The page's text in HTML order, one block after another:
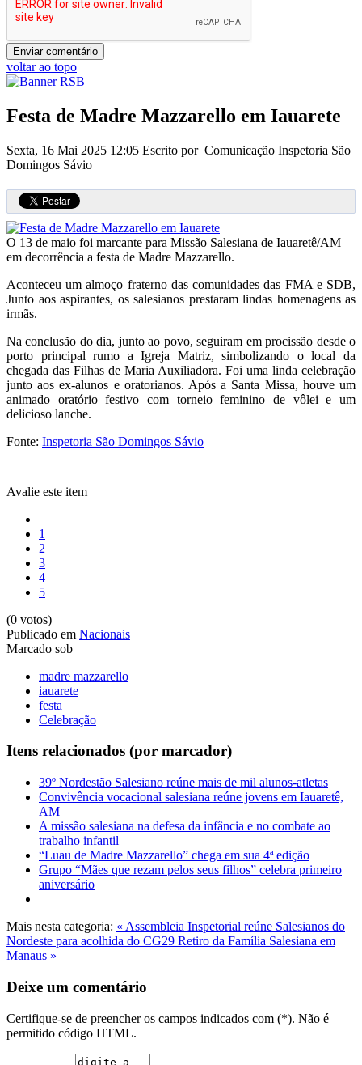
voltar ao topo
Festa de Madre Mazzarello em Iauarete
Sexta, 16 Mai 2025 12:05 Escrito por Comunicação Inspetoria São
Domingos Sávio
O 13 de maio foi marcante para Missão Salesiana de Iauaretê/AM
em decorrência a festa de Madre Mazzarello.
Aconteceu um almoço fraterno das comunidades das FMA e SDB,
Junto aos aspirantes, os salesianos prestaram lindas homenagens as
irmãs.
Na conclusão do dia, junto ao povo, seguiram em procissão desde o
porto principal rumo a Igreja Matriz, simbolizando o local da
chegada das Filhas de Maria Auxiliadora. Foi uma linda celebração
junto aos ex-alunos e oratorianos. Após a Santa Missa, houve um
animado oratório festivo com torneio feminino de vôlei e um
delicioso lanche.
Fonte: Inspetoria São Domingos Sávio
Avalie este item
1
2
3
4
5
(0 votos)
Publicado em Nacionais
Marcado sob
madre mazzarello
iauarete
festa
Celebração
Itens relacionados (por marcador)
39º Nordestão Salesiano reúne mais de mil alunos-atletas
Convivência vocacional salesiana reúne jovens em Iauaretê,
AM
A missão salesiana na defesa da infância e no combate ao
trabalho infantil
“Luau de Madre Mazzarello” chega em sua 4ª edição
Grupo “Mães que rezam pelos seus filhos” celebra primeiro
aniversário
Mais nesta categoria: « Assembleia Inspetorial reúne Salesianos do
Nordeste para acolhida do CG29 Retiro da Família Salesiana em
Manaus »
Deixe um comentário
Certifique-se de preencher os campos indicados com (*). Não é
permitido código HTML.